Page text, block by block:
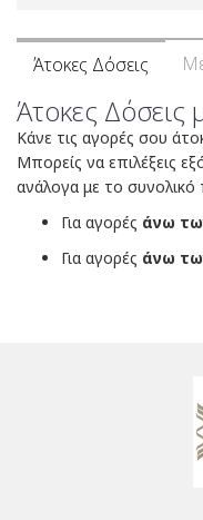
Άτοκες Δόσεις
Άτοκες Δόσεις
Κάνε τις αγορές σου
Μπορείς να επιλέξεις
ανάλογα με το
Για αγορές άνω
Για αγορές άνω